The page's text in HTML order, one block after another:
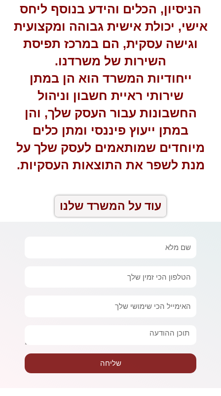
הניסיון, הכלים והידע בנוסף ליחס
אישי, יכולת אישית גבוהה ומקצועית
וגישה עסקית, הם במרכז תפיסת
השירות של משרדנו.
ייחודיות המשרד הוא הן במתן
שירותי ראיית חשבון וניהול
החשבונות עבור העסק שלך, והן
במתן ייעוץ פיננסי ומתן כלים
מיוחדים שמותאמים לעסק שלך על
מנת לשפר את התוצאות העסקיות.
עוד על המשרד שלנו
שם
טלפון
אימייל
הודעה
שליחה